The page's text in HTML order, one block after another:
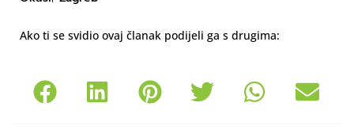
Ako ti se svidio ovaj članak podijeli ga s drugima: